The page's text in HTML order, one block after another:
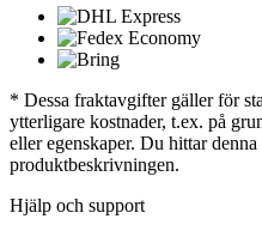
* Dessa fraktavgifter gäller för
ytterligare kostnader, t.ex. på
eller egenskaper. Du hittar
produktbeskrivningen.
Hjälp och support